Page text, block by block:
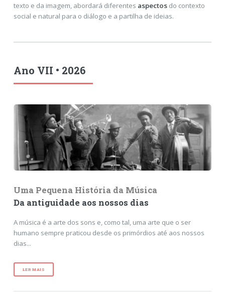
texto e da imagem, abordará diferentes aspectosdo contexto
social e natural para o diálogo e a partilha de ideias.
Ano VII • 2026
Uma Pequena História da Música
Da antiguidade aos nossos dias
A música é a arte dos sons e, como tal, uma arte que o ser
humano sempre praticou desde os primórdios até aos nossos
dias...
LER MAIS